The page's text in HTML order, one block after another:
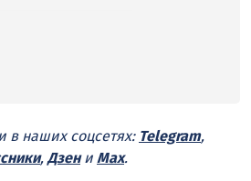
в наших соцсетях: Telegram,
, Дзени Max.